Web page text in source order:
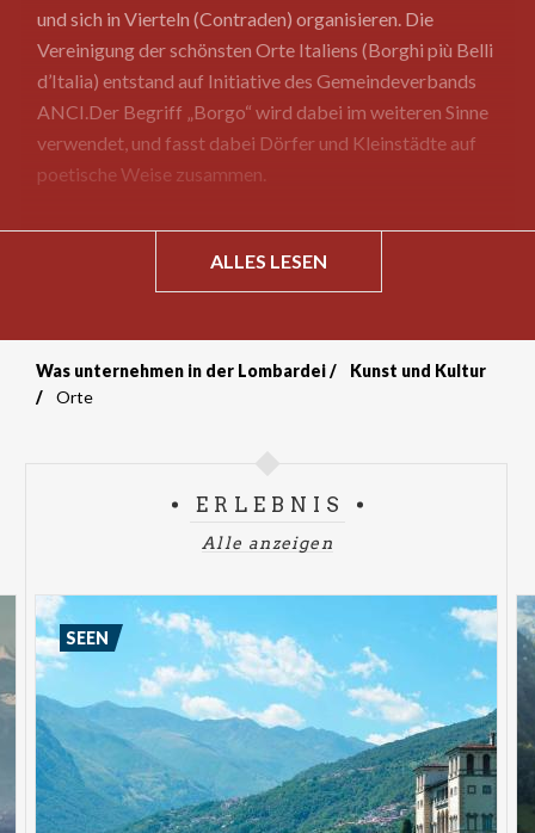
und sich in Vierteln (Contraden) organisieren. Die
Vereinigung der schönsten Orte Italiens (Borghi più Belli
d’Italia) entstand auf Initiative des Gemeindeverbands
ANCI.Der Begriff „Borgo“ wird dabei im weiteren Sinne
verwendet, und fasst dabei Dörfer und Kleinstädte auf
poetische Weise zusammen.
ALLES LESEN
Breadcrumb
Was unternehmen in der Lombardei
Kunst und Kultur
Orte
ERLEBNIS
Alle anzeigen
SEEN